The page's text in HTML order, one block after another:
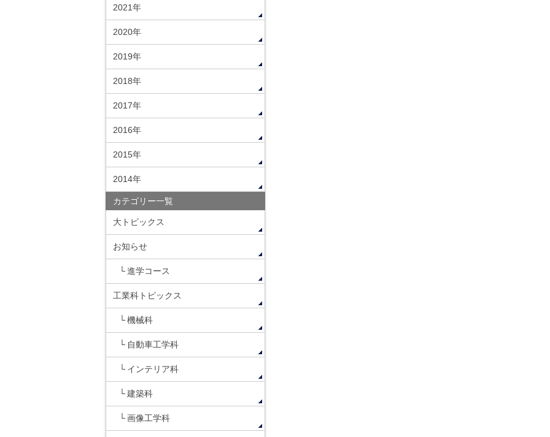
2021年
2020年
2019年
2018年
2017年
2016年
2015年
2014年
カテゴリー一覧
大トピックス
お知らせ
進学コース
工業科トピックス
機械科
自動車工学科
インテリア科
建築科
画像工学科